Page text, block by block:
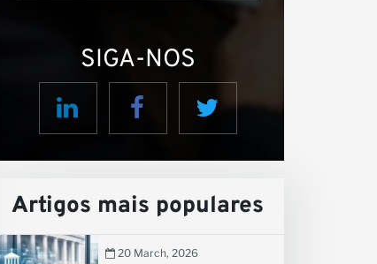
SIGA-NOS
Artigos mais populares
20 March, 2026